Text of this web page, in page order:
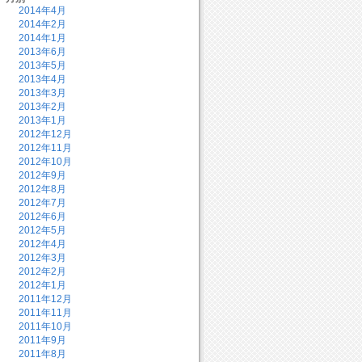
2014年4月
2014年2月
2014年1月
2013年6月
2013年5月
2013年4月
2013年3月
2013年2月
2013年1月
2012年12月
2012年11月
2012年10月
2012年9月
2012年8月
2012年7月
2012年6月
2012年5月
2012年4月
2012年3月
2012年2月
2012年1月
2011年12月
2011年11月
2011年10月
2011年9月
2011年8月